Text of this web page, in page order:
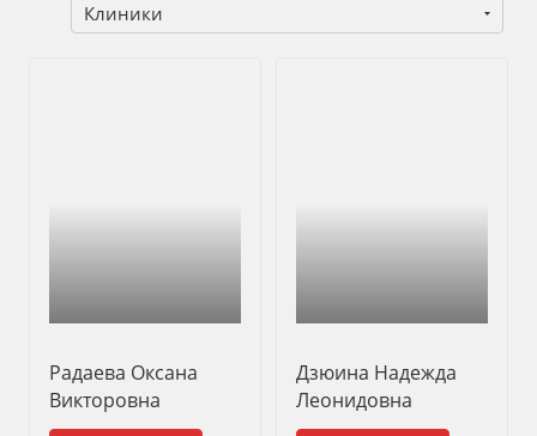
Клиники
Радаева Оксана
Викторовна
Дзюина Надежда
Леонидовна